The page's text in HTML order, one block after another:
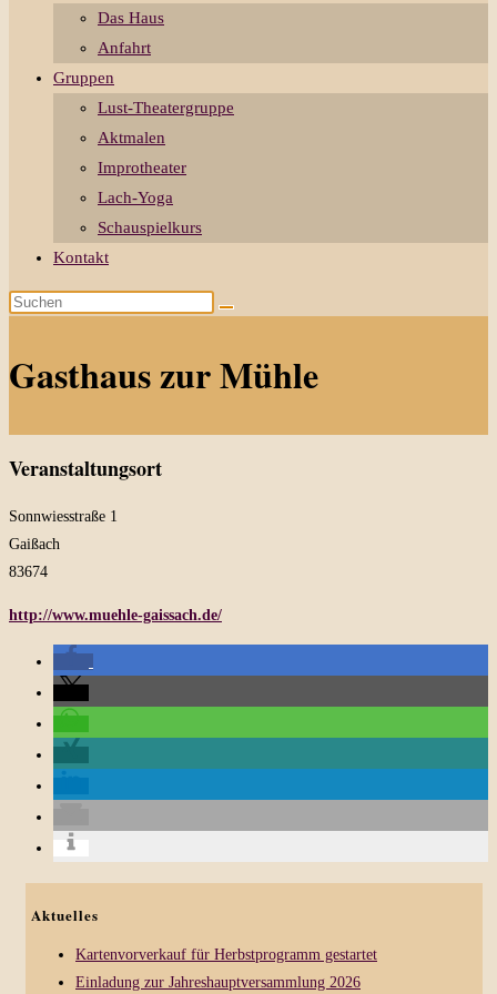
Das Haus
Anfahrt
Gruppen
Lust-Theatergruppe
Aktmalen
Improtheater
Lach-Yoga
Schauspielkurs
Kontakt
Diese
Gasthaus zur Mühle
Veranstaltungsort
Sonnwiesstraße 1
Gaißach
83674
http://www.muehle-gaissach.de/
Aktuelles
Kartenvorverkauf für Herbstprogramm gestartet
Einladung zur Jahreshauptversammlung 2026